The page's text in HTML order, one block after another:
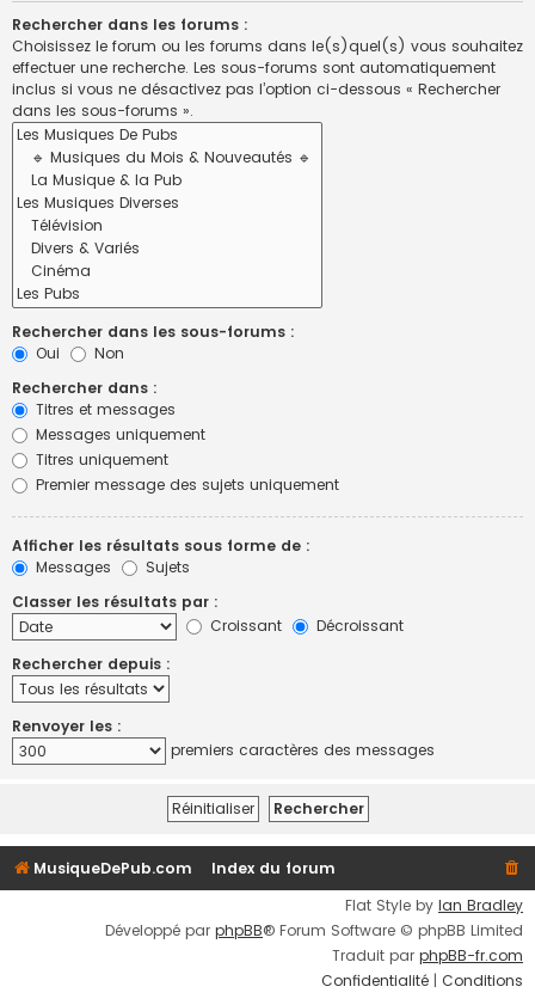
Rechercher dans les forums :
Choisissez le forum ou les forums dans le(s)quel(s) vous souhaitez
effectuer une recherche. Les sous-forums sont automatiquement
inclus si vous ne désactivez pas l’option ci-dessous « Rechercher
dans les sous-forums ».
Rechercher dans les sous-forums :
Oui
Non
Rechercher dans :
Titres et messages
Messages uniquement
Titres uniquement
Premier message des sujets uniquement
Afficher les résultats sous forme de :
Messages
Sujets
Classer les résultats par :
Croissant
Décroissant
Rechercher depuis :
Renvoyer les :
premiers caractères des messages
MusiqueDePub.com
Index du forum
Flat Style by Ian Bradley
Développé par phpBB® Forum Software © phpBB Limited
Traduit par phpBB-fr.com
Confidentialité | Conditions